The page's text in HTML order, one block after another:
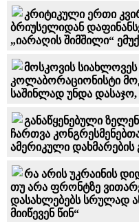
კრიტიკული ერთი
ბრიუსელიდან
„იარაღის შიმშილი“
მოსკოვის
კოლაბორაციონისტი
საშინლად უნდა დასაჯო,
განაწყენებული
ჩართვა
ამერიკული დახმარების
რა არის უკრაინის
თუ არა ფრონტზე
დასახლებებს სრულად
მიიწევენ წინ“